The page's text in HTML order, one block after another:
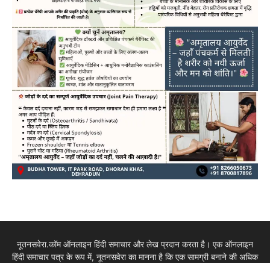
नूतनसवेरा.कॉम ऑनलाइन हिंदी समाचार और लेख प्रदान करता है। एक ऑनलाइन
हिंदी समाचार पत्र के रूप में, नूतनसवेरा का मानना है कि एक सामग्री बनाने की अधिक